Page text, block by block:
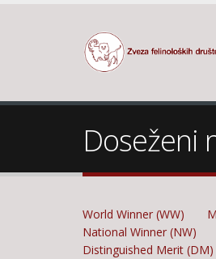
Doseženi
World Winner (WW)
National Winner (NW)
Distinguished Merit (DM)